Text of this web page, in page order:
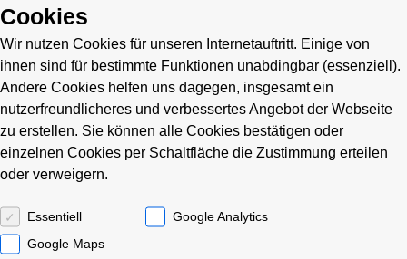
Racoon Gebäudemanagement
Universitätsallee 18
Telefon 0421 427 68 10
Cookies
Wir nutzen Cookies für unseren Internetauftritt. Einige von
ihnen sind für bestimmte Funktionen unabdingbar (essenziell).
Andere Cookies helfen uns dagegen, insgesamt ein
nutzerfreundlicheres und verbessertes Angebot der Webseite
zu erstellen. Sie können alle Cookies bestätigen oder
einzelnen Cookies per Schaltfläche die Zustimmung erteilen
oder verweigern.
Essentiell
Google Analytics
Google Maps